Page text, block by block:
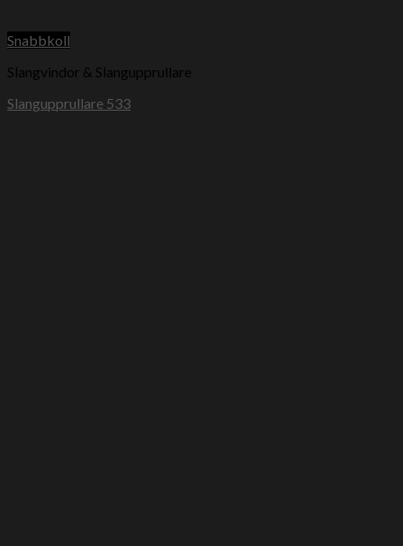
Snabbkoll
Slangvindor & Slangupprullare
Slangupprullare 533